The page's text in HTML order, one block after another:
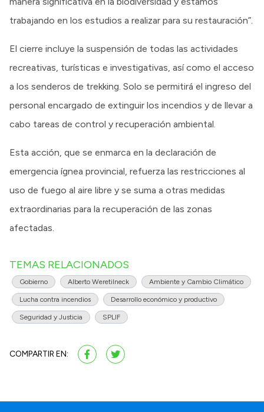
trabajando en los estudios a realizar para su restauración”.
El cierre incluye la suspensión de todas las actividades
recreativas, turísticas e investigativas, así como el acceso
a los senderos de trekking. Solo se permitirá el ingreso del
personal encargado de extinguir los incendios y de llevar a
cabo tareas de control y recuperación ambiental.
Esta acción, que se enmarca en la declaración de
emergencia ígnea provincial, refuerza las restricciones al
uso de fuego al aire libre y se suma a otras medidas
extraordinarias para la recuperación de las zonas
afectadas.
TEMAS RELACIONADOS
Gobierno Alberto Weretilneck Ambiente y Cambio Climático
Lucha contra incendios Desarrollo económico y productivo
Seguridad y Justicia SPLIF
COMPARTIR EN: